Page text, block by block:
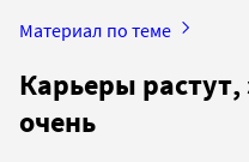
Материал по теме
Карьеры
очень